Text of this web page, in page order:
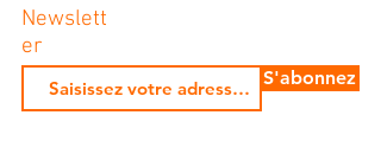
Newslett
er
S'abonnez